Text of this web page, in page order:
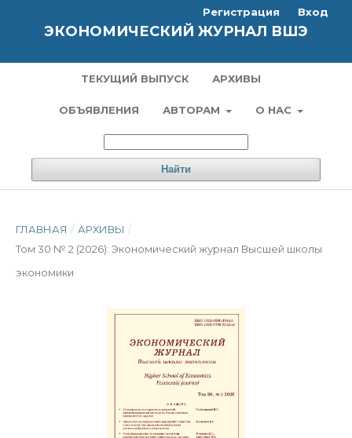
ЭКОНОМИЧЕСКИЙ ЖУРНАЛ ВШЭ
ТЕКУЩИЙ ВЫПУСК АРХИВЫ
ОБЪЯВЛЕНИЯ АВТОРАМ О НАС
Найти
Регистрация Вход
ГЛАВНАЯ / АРХИВЫ /
Том 30 № 2 (2026): Экономический журнал Высшей школы
экономики